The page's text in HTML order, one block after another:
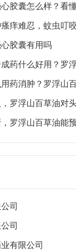
胶囊怎么样？看
痒难忍，蚊虫叮
胶囊有用吗
药什么好用？罗
药消肿？罗浮山
罗浮山百草油对
罗浮山百草油能
司
司
有限公司